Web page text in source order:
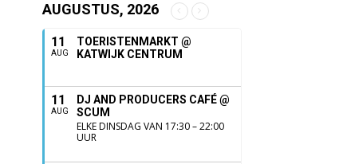
AUGUSTUS, 2026
11
AUG
TOERISTENMARKT @
KATWIJK CENTRUM
11
AUG
DJ AND PRODUCERS CAFÉ @
SCUM
ELKE DINSDAG VAN 17:30 – 22:00
UUR